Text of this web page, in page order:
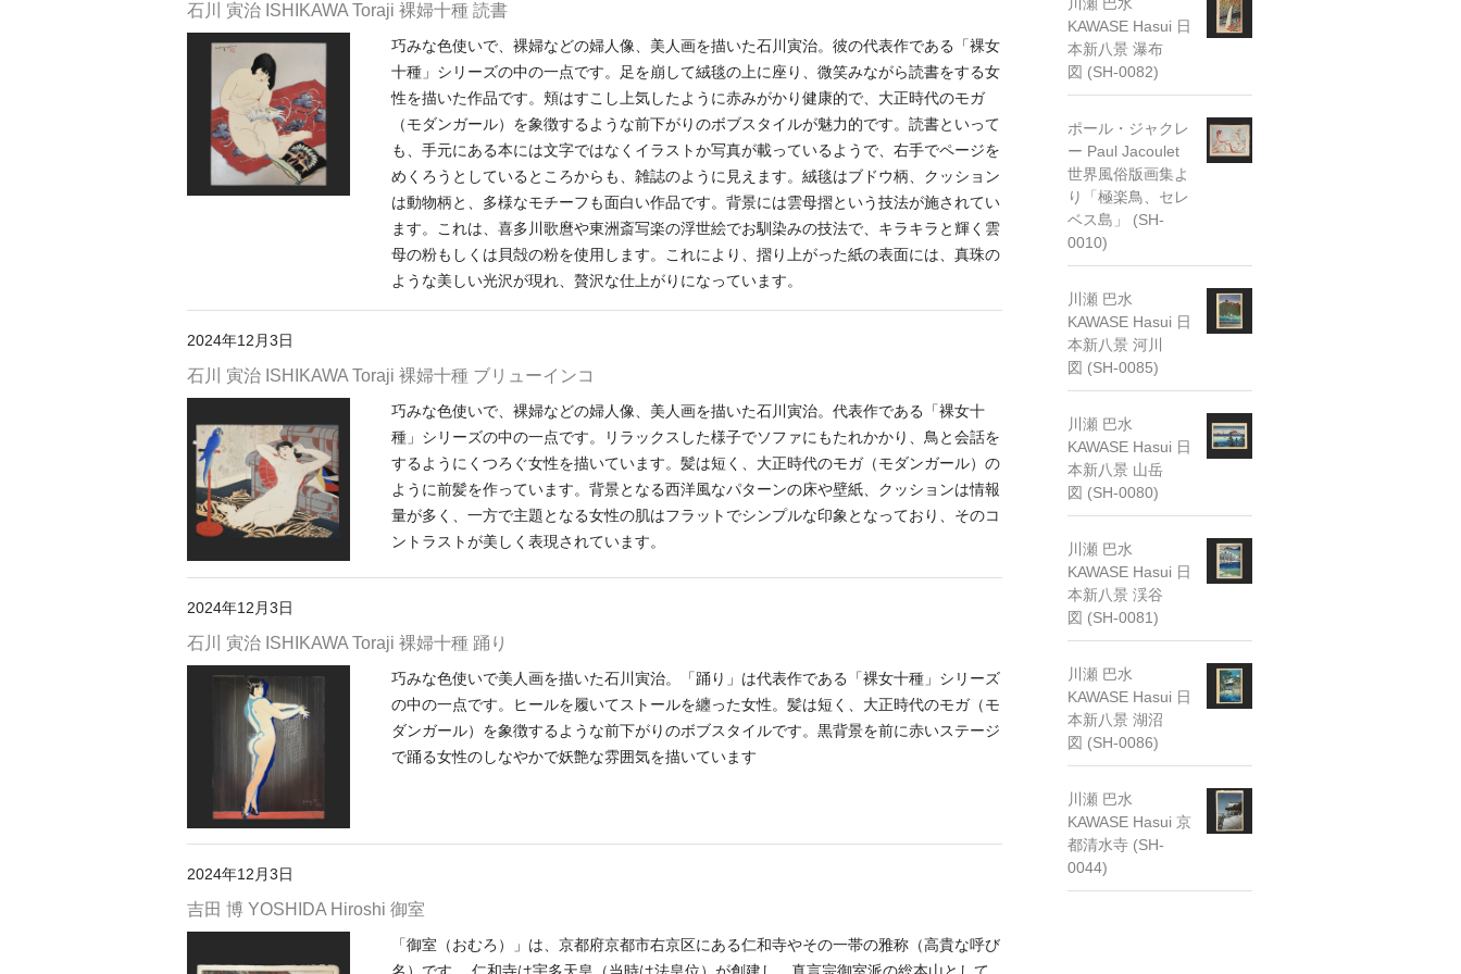
石川 寅治 ISHIKAWA Toraji 裸婦十種 読書
巧みな色使いで、裸婦などの婦人像、美人画を描いた石川寅治。彼の代表作である「裸女
十種」シリーズの中の一点です。足を崩して絨毯の上に座り、微笑みながら読書をする女
性を描いた作品です。頬はすこし上気したように赤みがかり健康的で、大正時代のモガ
（モダンガール）を象徴するような前下がりのボブスタイルが魅力的です。読書といって
も、手元にある本には文字ではなくイラストか写真が載っているようで、右手でページを
めくろうとしているところからも、雑誌のように見えます。絨毯はブドウ柄、クッション
は動物柄と、多様なモチーフも面白い作品です。背景には雲母摺という技法が施されてい
ます。これは、喜多川歌麿や東洲斎写楽の浮世絵でお馴染みの技法で、キラキラと輝く雲
母の粉もしくは貝殻の粉を使用します。これにより、摺り上がった紙の表面には、真珠の
ような美しい光沢が現れ、贅沢な仕上がりになっています。
2024年12月3日
石川 寅治 ISHIKAWA Toraji 裸婦十種 ブリューインコ
巧みな色使いで、裸婦などの婦人像、美人画を描いた石川寅治。代表作である「裸女十
種」シリーズの中の一点です。リラックスした様子でソファにもたれかかり、鳥と会話を
するようにくつろぐ女性を描いています。髪は短く、大正時代のモガ（モダンガール）の
ように前髪を作っています。背景となる西洋風なパターンの床や壁紙、クッションは情報
量が多く、一方で主題となる女性の肌はフラットでシンプルな印象となっており、そのコ
ントラストが美しく表現されています。
2024年12月3日
石川 寅治 ISHIKAWA Toraji 裸婦十種 踊り
巧みな色使いで美人画を描いた石川寅治。「踊り」は代表作である「裸女十種」シリーズ
の中の一点です。ヒールを履いてストールを纏った女性。髪は短く、大正時代のモガ（モ
ダンガール）を象徴するような前下がりのボブスタイルです。黒背景を前に赤いステージ
で踊る女性のしなやかで妖艶な雰囲気を描いています
2024年12月3日
吉田 博 YOSHIDA Hiroshi 御室
「御室（おむろ）」は、京都府京都市右京区にある仁和寺やその一帯の雅称（高貴な呼び
KAWASE Hasui 日
本新八景 瀑布
図 (SH-0082)
ポール・ジャクレ
ー Paul Jacoulet
世界風俗版画集よ
り「極楽鳥、セレ
ベス島」 (SH-
0010)
川瀬 巴水
KAWASE Hasui 日
本新八景 河川
図 (SH-0085)
川瀬 巴水
KAWASE Hasui 日
本新八景 山岳
図 (SH-0080)
川瀬 巴水
KAWASE Hasui 日
本新八景 渓谷
図 (SH-0081)
川瀬 巴水
KAWASE Hasui 日
本新八景 湖沼
図 (SH-0086)
川瀬 巴水
KAWASE Hasui 京
都清水寺 (SH-
0044)